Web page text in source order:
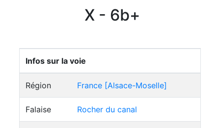
X - 6b+
Infos sur la voie
Région France [Alsace-Moselle]
Falaise Rocher du canal